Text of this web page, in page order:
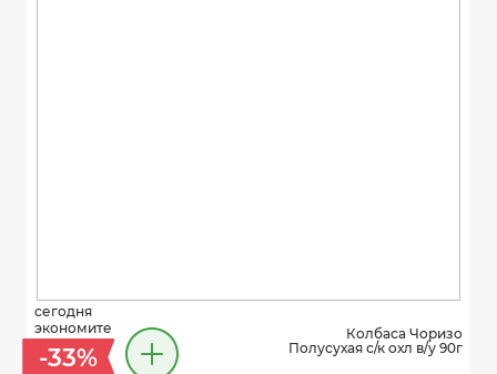
сегодня
экономите
-33%
Колбаса Чоризо
Полусухая с/к охл в/у 90г